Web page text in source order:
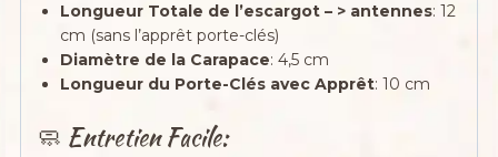
Longueur Totale de l’escargot – > antennes: 12
cm (sans l’apprêt porte-clés)
Diamètre de la Carapace: 4,5 cm
Longueur du Porte-Clés avec Apprêt: 10 cm
🧼 Entretien Facile: